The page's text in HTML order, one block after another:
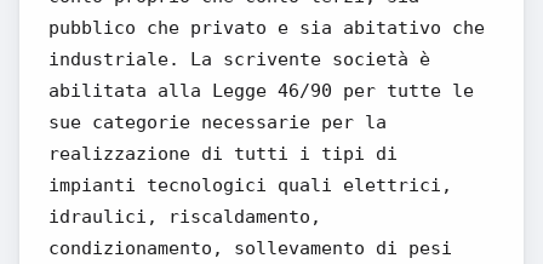
pubblico che privato e sia abitativo che
industriale. La scrivente società è
abilitata alla Legge 46/90 per tutte le
sue categorie necessarie per la
realizzazione di tutti i tipi di
impianti tecnologici quali elettrici,
idraulici, riscaldamento,
condizionamento, sollevamento di pesi